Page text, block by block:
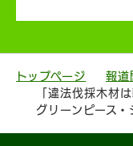
トップページ
報道
「違法伐採木材
グリーンピース